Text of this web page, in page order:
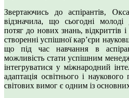
Звертаючись до аспірантів,
відзначила, що сьогодні молоді
потяг до нових знань, відкриттів
створенні успішної кар’єри
що під час навчання в
можливість стати успішним
інтегруватися у міжнародний
адаптація освітнього і
світових вимог є одним із